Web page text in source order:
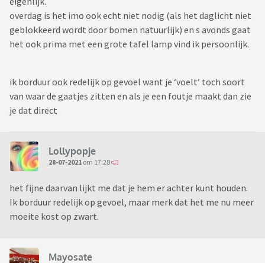
overdag is het imo ook echt niet nodig (als het daglicht niet
geblokkeerd wordt door bomen natuurlijk) en s avonds gaat
het ook prima met een grote tafel lamp vind ik persoonlijk.
ik borduur ook redelijk op gevoel want je ‘voelt’ toch soort
van waar de gaatjes zitten en als je een foutje maakt dan zie
je dat direct
Lollypopje
28-07-2021 om 17:28
het fijne daarvan lijkt me dat je hem er achter kunt houden.
Ik borduur redelijk op gevoel, maar merk dat het me nu meer
moeite kost op zwart.
Mayosate